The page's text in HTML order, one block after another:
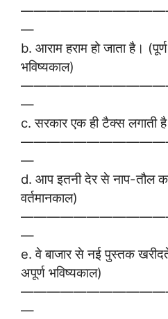
—
b. आराम हराम हो जाता है।
भविष्यकाल)
—
c. सरकार एक ही टैक्स लगाती
—
d. आप इतनी देर से नाप-तौल
वर्तमानकाल)
—
e. वे बाजार से नई पुस्तक
अपूर्ण भविष्यकाल)
—